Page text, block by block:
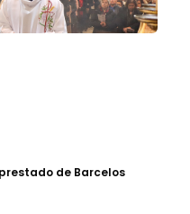
de Barcelos